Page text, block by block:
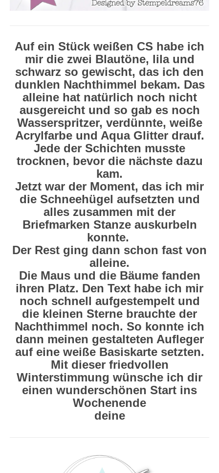
Auf ein Stück weißen CS habe ich
mir die zwei Blautöne, lila und
schwarz so gewischt, das ich den
dunklen Nachthimmel bekam. Das
alleine hat natürlich noch nicht
ausgereicht und so gab es noch
Wasserspritzer, verdünnte, weiße
Acrylfarbe und Aqua Glitter drauf.
Jede der Schichten musste
trocknen, bevor die nächste dazu
kam.
Jetzt war der Moment, das ich mir
die Schneehügel aufsetzten und
alles zusammen mit der
Briefmarken Stanze auskurbeln
konnte.
Der Rest ging dann schon fast von
alleine.
Die Maus und die Bäume fanden
ihren Platz. Den Text habe ich mir
noch schnell aufgestempelt und
die kleinen Sterne brauchte der
Nachthimmel noch. So konnte ich
dann meinen gestalteten Aufleger
auf eine weiße Basiskarte setzten.
Mit dieser friedvollen
Winterstimmung wünsche ich dir
einen wunderschönen Start ins
Wochenende
deine